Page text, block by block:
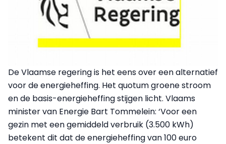
De Vlaamse regering is het eens over een alternatief
voor de energieheffing. Het quotum groene stroom
en de basis-energieheffing stijgen licht. Vlaams
minister van Energie Bart Tommelein: ‘Voor een
gezin met een gemiddeld verbruik (3.500 kWh)
betekent dit dat de energieheffing van 100 euro